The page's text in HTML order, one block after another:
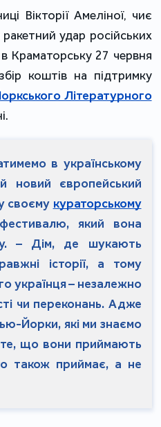
Вікторії Амеліної, чиє
удар російських
Краматорську 27 червня
коштів на підтримку
Літературного
в українському
новий європейський
своєму кураторському
який вона
– Дім, де шукають
історії, а тому
українця – незалежно
чи переконань. Адже
Йорки, які ми знаємо
що вони приймають
також приймає, а не